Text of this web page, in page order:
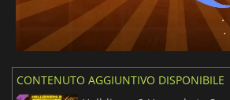
CONTENUTO AGGIUNTIVO DISPONIBILE